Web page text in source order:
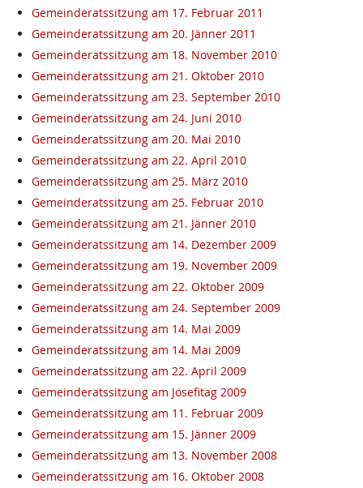
Gemeinderatssitzung am 17. Februar 2011
Gemeinderatssitzung am 20. Jänner 2011
Gemeinderatssitzung am 18. November 2010
Gemeinderatssitzung am 21. Oktober 2010
Gemeinderatssitzung am 23. September 2010
Gemeinderatssitzung am 24. Juni 2010
Gemeinderatssitzung am 20. Mai 2010
Gemeinderatssitzung am 22. April 2010
Gemeinderatssitzung am 25. März 2010
Gemeinderatssitzung am 25. Februar 2010
Gemeinderatssitzung am 21. Jänner 2010
Gemeinderatssitzung am 14. Dezember 2009
Gemeinderatssitzung am 19. November 2009
Gemeinderatssitzung am 22. Oktober 2009
Gemeinderatssitzung am 24. September 2009
Gemeinderatssitzung am 14. Mai 2009
Gemeinderatssitzung am 14. Mai 2009
Gemeinderatssitzung am 22. April 2009
Gemeinderatssitzung am Josefitag 2009
Gemeinderatssitzung am 11. Februar 2009
Gemeinderatssitzung am 15. Jänner 2009
Gemeinderatssitzung am 13. November 2008
Gemeinderatssitzung am 16. Oktober 2008